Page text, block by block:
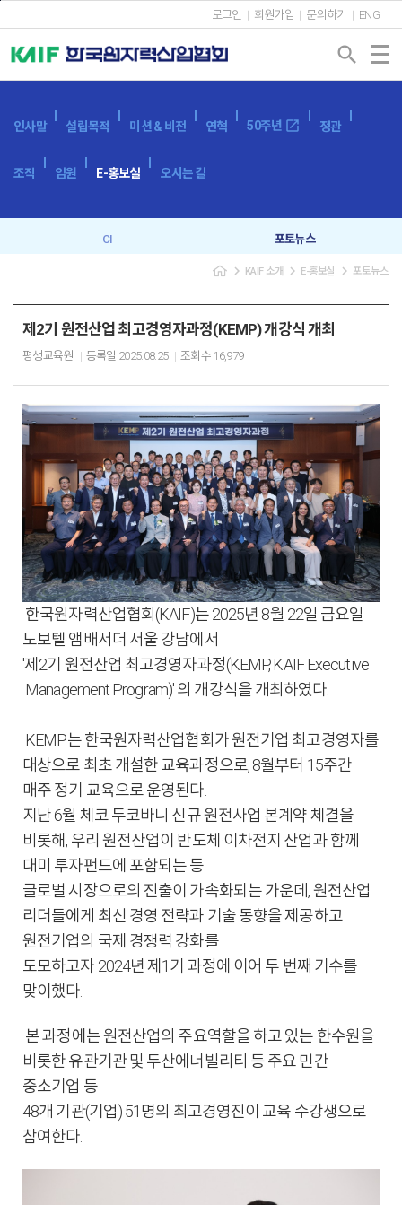
로그인 회원가입 문의하기 ENG
search
인사말 설립목적 미션 & 비전 연혁 50주년 open_in_new 정관
조직 임원 E-홍보실 오시는 길
CI 포토뉴스
캐릭터 이벤트
navigate_next KAIF 소개 navigate_next E-홍보실 navigate_next 포토뉴스
제2기 원전산업 최고경영자과정(KEMP) 개강식 개최
평생교육원 등록일 2025.08.25 조회수 16,979
한국원자력산업협회(KAIF)는 2025년 8월 22일 금요일
노보텔 앰배서더 서울 강남에서
'제2기 원전산업 최고경영자과정(KEMP, KAIF Executive
Management Program)' 의 개강식을 개최하였다.
KEMP는 한국원자력산업협회가 원전기업 최고경영자를
대상으로 최초 개설한 교육과정으로, 8월부터 15주간
매주 정기 교육으로 운영된다.
지난 6월 체코 두코바니 신규 원전사업 본계약 체결을
비롯해, 우리 원전산업이 반도체·이차전지 산업과 함께
대미 투자펀드에 포함되는 등
글로벌 시장으로의 진출이 가속화되는 가운데, 원전산업
리더들에게 최신 경영 전략과 기술 동향을 제공하고
원전기업의 국제 경쟁력 강화를
도모하고자 2024년 제1기 과정에 이어 두 번째 기수를
맞이했다.
본 과정에는 원전산업의 주요역할을 하고 있는 한수원을
비롯한 유관기관 및 두산에너빌리티 등 주요 민간
중소기업 등
48개 기관(기업) 51명의 최고경영진이 교육 수강생으로
참여한다.